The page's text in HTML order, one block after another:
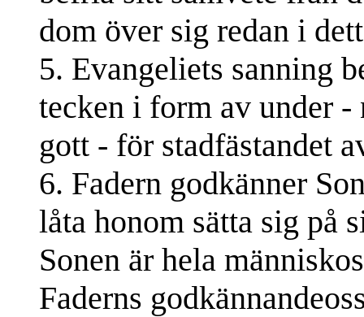
dom över sig redan i
5. Evangeliets sanning
tecken i form av under
gott - för stadfästandet
6. Fadern godkänner
låta honom sätta sig på
Sonen är hela
Faderns